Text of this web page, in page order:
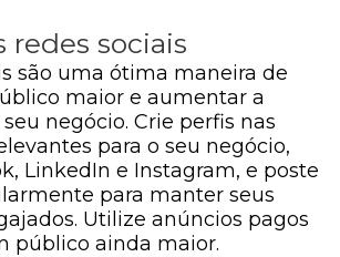
redes sociais
são uma ótima maneira de
maior e aumentar a
negócio. Crie perfis nas
para o seu negócio,
LinkedIn e Instagram, e poste
para manter seus
Utilize anúncios pagos
público ainda maior.